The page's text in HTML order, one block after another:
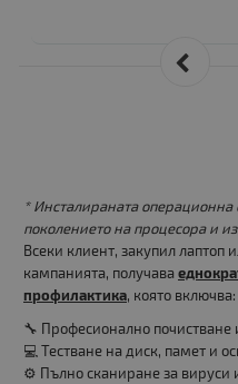
* Инсталираната операционна
поколението на процесора и
Всеки клиент, закупил
кампанията, получава
профилактика, която включва:
🔧 Професионално
💻 Тестване на диск, памет и
⚙️ Пълно сканиране за вируси